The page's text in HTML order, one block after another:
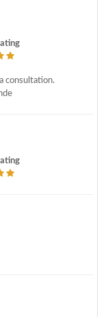
consultation.